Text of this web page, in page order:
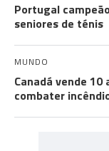
Portugal
seniores de ténis
MUNDO
Canadá vende
combater